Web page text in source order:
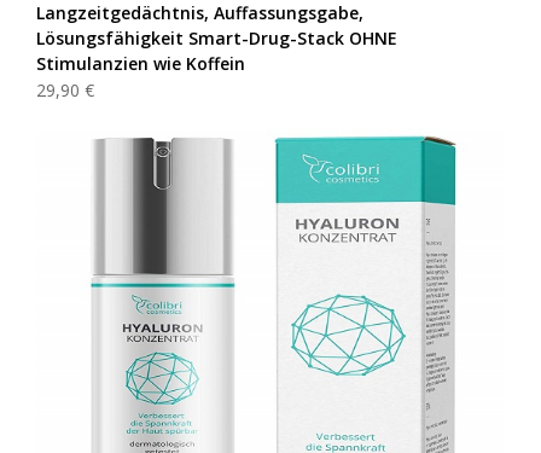
Langzeitgedächtnis, Auffassungsgabe,
Lösungsfähigkeit Smart-Drug-Stack OHNE
Stimulanzien wie Koffein
29,90 €